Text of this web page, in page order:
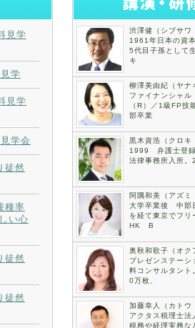
見学
学
見学
学会
徒然
種率
い心
徒然
徒然
渋澤健（シブサワ
1961年日本の資
5代目子孫として
キ
柳澤美由紀（ヤ
ファイナンシャル
（R）／1級FP技
部卒業
黒木資浩（クロキ
1999 弁護士登
法律事務所入所
阿隅和美（アズミ
大学卒業後 中部
を経て東京でフリ
HK B
奥秋和歌子（オク
プレゼンステーシ
料コンサルタント
0万枚、
加藤幸人（カトウ
アクタス税理士
税務や経理実務な